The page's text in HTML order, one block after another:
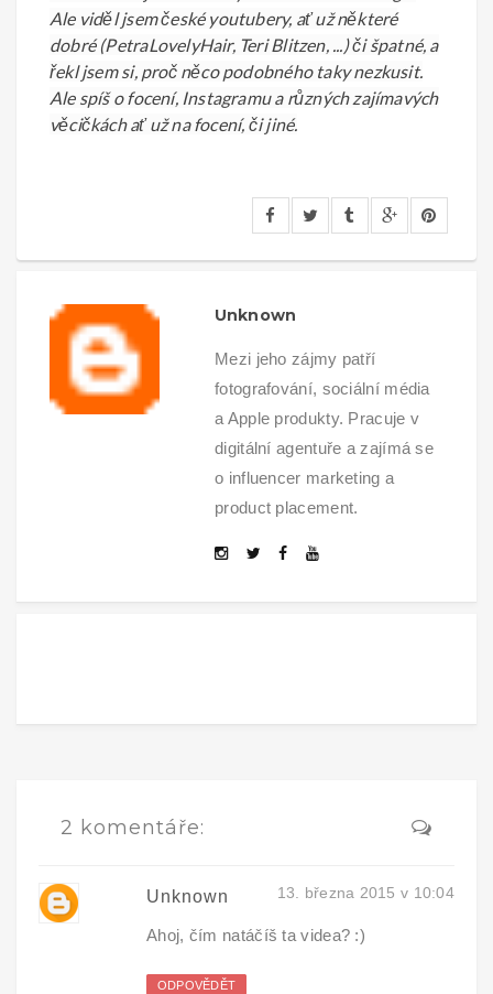
Ale viděl jsem české youtubery, ať už některé
dobré (PetraLovelyHair, Teri Blitzen, ...) či špatné, a
řekl jsem si, proč něco podobného taky nezkusit.
Ale spíš o focení, Instagramu a různých zajímavých
věcičkách ať už na focení, či jiné.
Unknown
Mezi jeho zájmy patří
fotografování, sociální média
a Apple produkty. Pracuje v
digitální agentuře a zajímá se
o influencer marketing a
product placement.
2 komentáře:
Unknown 13. března 2015 v 10:04
Ahoj, čím natáčíš ta videa? :)
ODPOVĚDĚT